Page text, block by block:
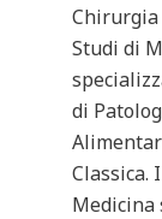
Studi di
di
Classica.